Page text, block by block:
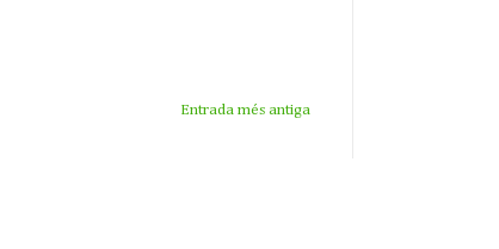
Entrada més antiga